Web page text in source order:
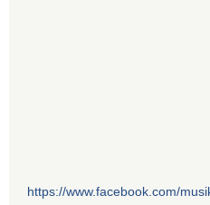
https://www.facebook.com/